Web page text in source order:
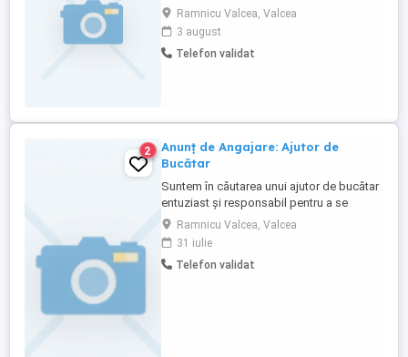
noastre! Locație: Restaurant Flamingo
Rm.Valcea Program: 2 zile cu 2 zile libere
Cerințe: * Experiență în bucătărie (avantaj,
dar nu obligatoriu) * Seriozitate și
Ramnicu Valcea, Valcea
3 august
Telefon validat
2
Anunț de Angajare: Ajutor de
Bucătar
Suntem în căutarea unui ajutor de bucătar
entuziast și responsabil pentru a se
alătura echipei noastre! Căutăm pe cineva
care: * Este organizat, atent la detalii și
lucrează curat. * Are o atitudine pozitivă și
îi place să lucreze în echipă. * Este dornic
Ramnicu Valcea, Valcea
31 iulie
Telefon validat